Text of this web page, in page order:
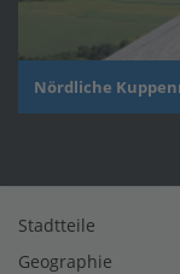
Nördliche
Stadtteile
Geographie